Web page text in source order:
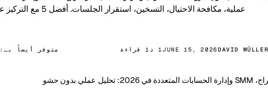
عملية، مكافحة الاحتيال، التسخين، استقرار الجلسات. أفضل 5 مع التركيز على Mobileproxy.space.
DAVID MÜLLER
JUNE 15, 2026 1 د 1 قراءة متوفر أيضاً بـ: